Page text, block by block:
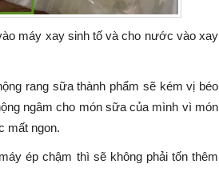
máy xay sinh tố và cho nước vào xay
rang sữa thành phẩm sẽ kém vị béo
ngâm cho món sữa của mình vì món
mất ngon.
ép chậm thì sẽ không phải tốn thêm